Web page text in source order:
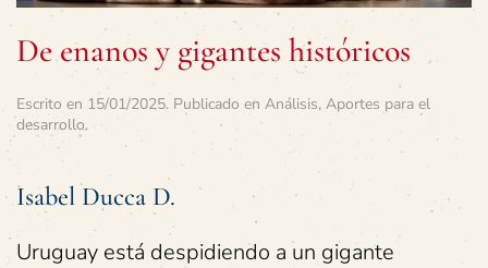
De enanos y gigantes históricos
Escrito en 15/01/2025. Publicado en Análisis, Aportes para el
desarrollo.
Isabel Ducca D.
Uruguay está despidiendo a un gigante